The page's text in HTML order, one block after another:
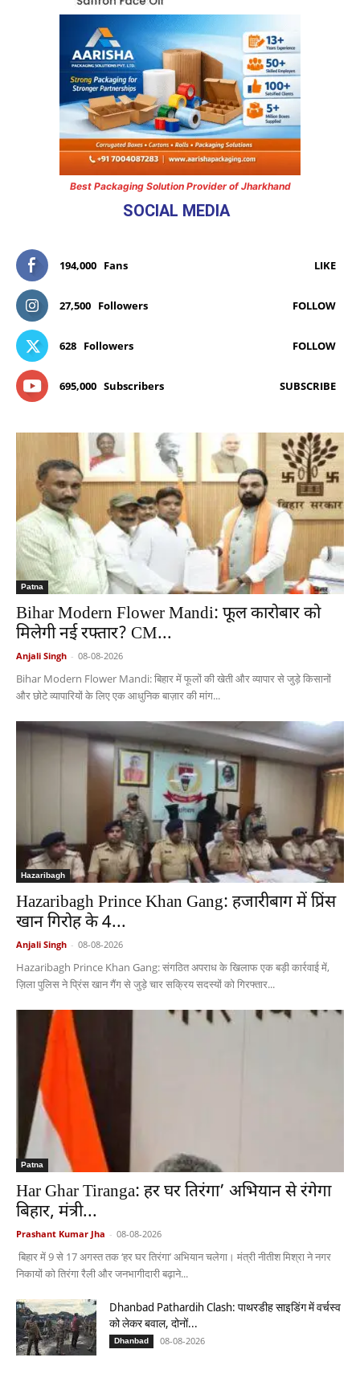
Best Packaging Solution Provider of Jharkhand
SOCIAL MEDIA
194,000 Fans LIKE
27,500 Followers FOLLOW
628 Followers FOLLOW
695,000 Subscribers SUBSCRIBE
Patna
Bihar Modern Flower Mandi: फूल कारोबार को
मिलेगी नई रफ्तार? CM...
Anjali Singh - 08-08-2026
Bihar Modern Flower Mandi: बिहार में फूलों की खेती और व्यापार से जुड़े किसानों
और छोटे व्यापारियों के लिए एक आधुनिक बाज़ार की मांग...
Hazaribagh
Hazaribagh Prince Khan Gang: हजारीबाग में प्रिंस
खान गिरोह के 4...
Anjali Singh - 08-08-2026
Hazaribagh Prince Khan Gang: संगठित अपराध के खिलाफ एक बड़ी कार्रवाई में,
ज़िला पुलिस ने प्रिंस खान गैंग से जुड़े चार सक्रिय सदस्यों को गिरफ्तार...
Patna
Har Ghar Tiranga: हर घर तिरंगा’ अभियान से रंगेगा
बिहार, मंत्री...
Prashant Kumar Jha - 08-08-2026
बिहार में 9 से 17 अगस्त तक ‘हर घर तिरंगा’ अभियान चलेगा। मंत्री नीतीश मिश्रा ने नगर
निकायों को तिरंगा रैली और जनभागीदारी बढ़ाने...
Dhanbad Pathardih Clash: पाथरडीह साइडिंग में वर्चस्व
को लेकर बवाल, दोनों...
Dhanbad 08-08-2026